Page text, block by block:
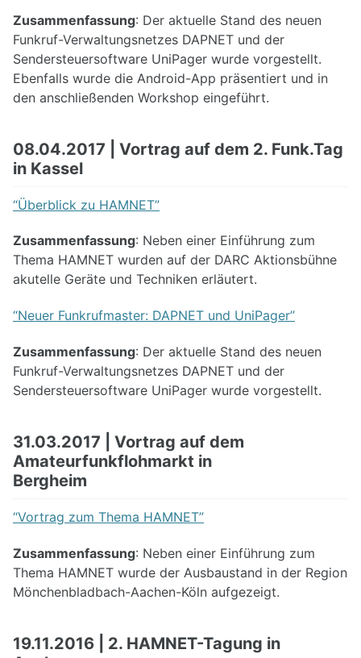
Zusammenfassung: Der aktuelle Stand des neuen
Funkruf-Verwaltungsnetzes DAPNET und der
Sendersteuersoftware UniPager wurde vorgestellt.
Ebenfalls wurde die Android-App präsentiert und in
den anschließenden Workshop eingeführt.
08.04.2017 | Vortrag auf dem 2. Funk.Tag
in Kassel
“Überblick zu HAMNET”
Zusammenfassung: Neben einer Einführung zum
Thema HAMNET wurden auf der DARC Aktionsbühne
akutelle Geräte und Techniken erläutert.
“Neuer Funkrufmaster: DAPNET und UniPager”
Zusammenfassung: Der aktuelle Stand des neuen
Funkruf-Verwaltungsnetzes DAPNET und der
Sendersteuersoftware UniPager wurde vorgestellt.
31.03.2017 | Vortrag auf dem
Amateurfunkflohmarkt in
Bergheim
“Vortrag zum Thema HAMNET”
Zusammenfassung: Neben einer Einführung zum
Thema HAMNET wurde der Ausbaustand in der Region
Mönchenbladbach-Aachen-Köln aufgezeigt.
19.11.2016 | 2. HAMNET-Tagung in